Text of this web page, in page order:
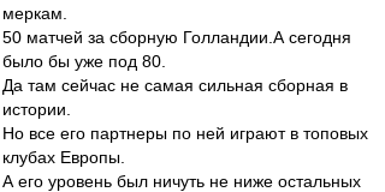
меркам.
50 матчей за сборную Голландии.А сегодня
было бы уже под 80.
Да там сейчас не самая сильная сборная в
истории.
Но все его партнеры по ней играют в топовых
клубах Европы.
А его уровень был ничуть не ниже остальных